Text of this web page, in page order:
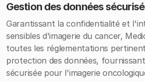
Gestion des données
Garantissant la confidentialité et
sensibles d'imagerie du cancer,
toutes les réglementations
protection des données,
sécurisée pour l'imagerie